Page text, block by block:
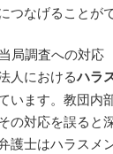
なげることが
局調査への対応
人におけるハラ
います。教団内
の対応を誤ると
護士はハラスメ